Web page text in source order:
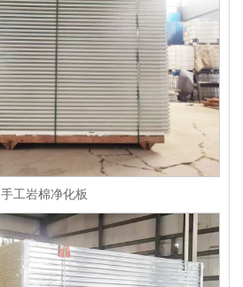
手工岩棉净化板